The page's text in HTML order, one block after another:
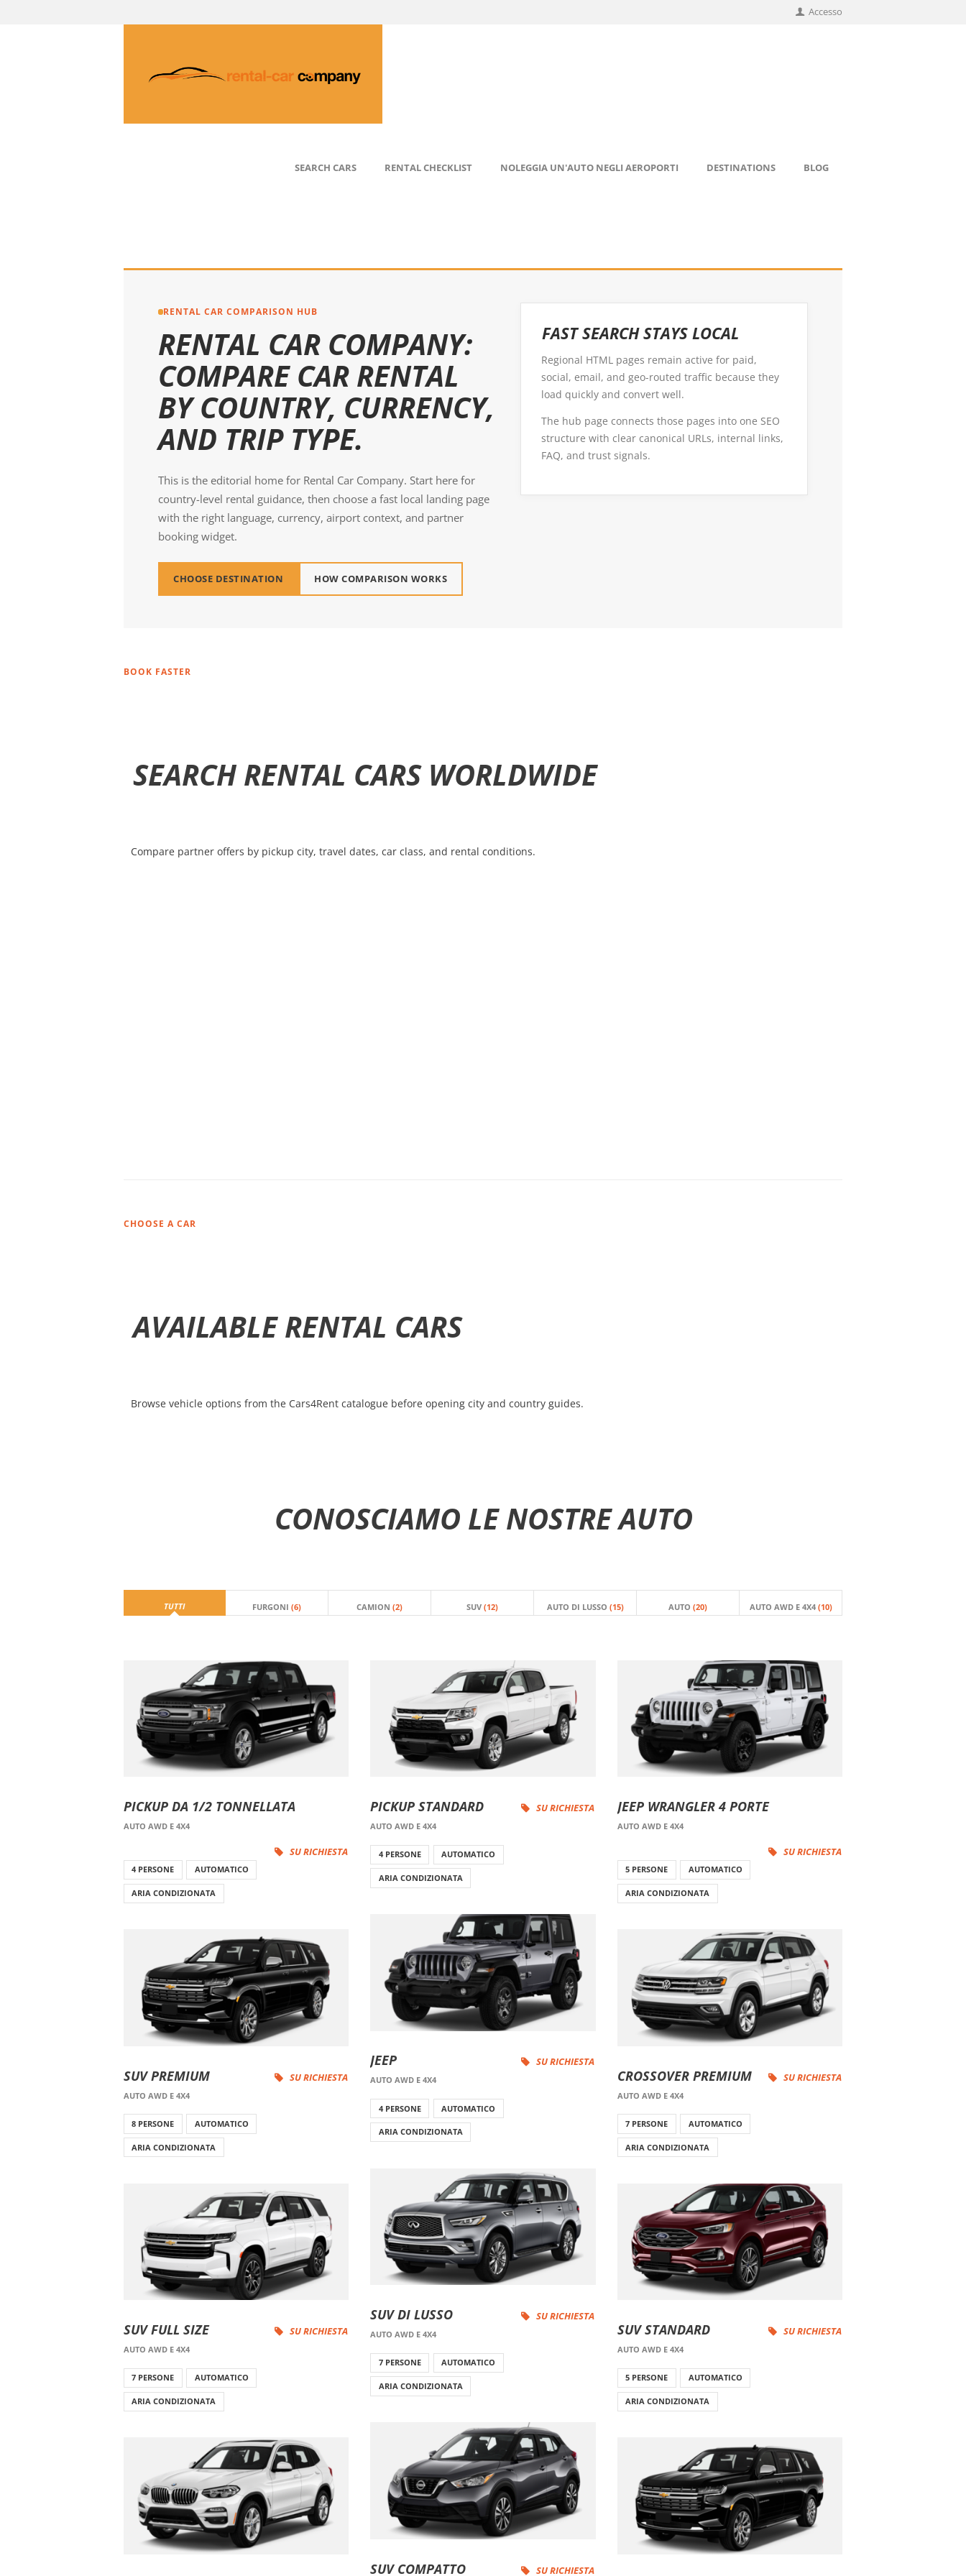
Accesso
SEARCH CARS RENTAL CHECKLIST NOLEGGIA UN'AUTO NEGLI AEROPORTI DESTINATIONS BLOG
RENTAL CAR COMPARISON HUB
RENTAL CAR COMPANY:
COMPARE CAR RENTAL
BY COUNTRY, CURRENCY,
AND TRIP TYPE.
This is the editorial home for Rental Car Company. Start here for
country-level rental guidance, then choose a fast local landing page
with the right language, currency, airport context, and partner
booking widget.
CHOOSE DESTINATION HOW COMPARISON WORKS
FAST SEARCH STAYS LOCAL
Regional HTML pages remain active for paid,
social, email, and geo-routed traffic because they
load quickly and convert well.
The hub page connects those pages into one SEO
structure with clear canonical URLs, internal links,
FAQ, and trust signals.
BOOK FASTER
SEARCH RENTAL CARS WORLDWIDE
Compare partner offers by pickup city, travel dates, car class, and rental conditions.
CHOOSE A CAR
AVAILABLE RENTAL CARS
Browse vehicle options from the Cars4Rent catalogue before opening city and country guides.
CONOSCIAMO LE NOSTRE AUTO
TUTTI FURGONI(6) CAMION(2) SUV(12) AUTO DI LUSSO (15) AUTO(20) AUTO AWD E 4X4 (10)
PICKUP DA 1/2 TONNELLATA
AUTO AWD E 4X4
SU RICHIESTA
4 PERSONE AUTOMATICO
ARIA CONDIZIONATA
PICKUP STANDARD
AUTO AWD E 4X4
SU RICHIESTA
4 PERSONE AUTOMATICO
ARIA CONDIZIONATA
JEEP WRANGLER 4 PORTE
AUTO AWD E 4X4
SU RICHIESTA
5 PERSONE AUTOMATICO
ARIA CONDIZIONATA
JEEP
AUTO AWD E 4X4
SU RICHIESTA
4 PERSONE AUTOMATICO
ARIA CONDIZIONATA
SUV PREMIUM
AUTO AWD E 4X4
SU RICHIESTA
8 PERSONE AUTOMATICO
ARIA CONDIZIONATA
CROSSOVER PREMIUM
AUTO AWD E 4X4
SU RICHIESTA
7 PERSONE AUTOMATICO
ARIA CONDIZIONATA
SUV DI LUSSO
AUTO AWD E 4X4
SU RICHIESTA
7 PERSONE AUTOMATICO
ARIA CONDIZIONATA
SUV FULL SIZE
AUTO AWD E 4X4
SU RICHIESTA
7 PERSONE AUTOMATICO
ARIA CONDIZIONATA
SUV STANDARD
AUTO AWD E 4X4
SU RICHIESTA
5 PERSONE AUTOMATICO
ARIA CONDIZIONATA
SUV COMPATTO SU RICHIESTA